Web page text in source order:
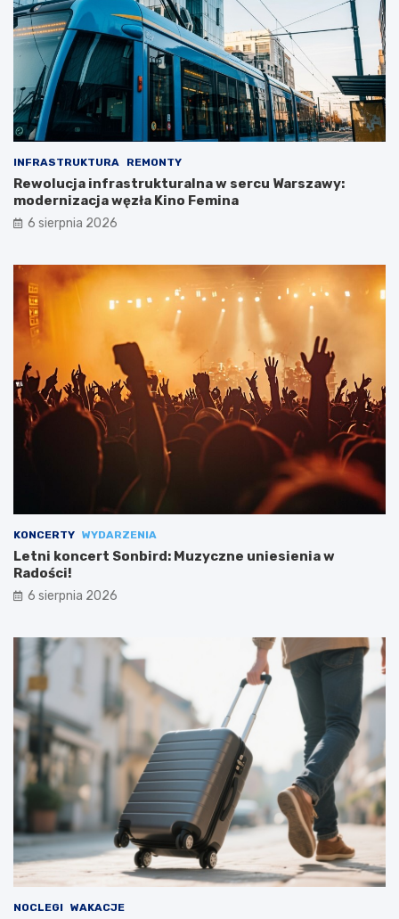
INFRASTRUKTURA REMONTY
Rewolucja infrastrukturalna w sercu Warszawy:
modernizacja węzła Kino Femina
6 sierpnia 2026
KONCERTY WYDARZENIA
Letni koncert Sonbird: Muzyczne uniesienia w
Radości!
6 sierpnia 2026
NOCLEGI WAKACJE